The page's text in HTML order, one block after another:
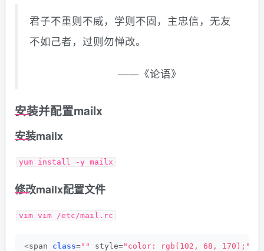
君子不重则不威，学则不固，主忠信，无友
不如己者，过则勿惮改。
——《论语》
安装并配置mailx
安装mailx
yum install -y mailx
修改mailx配置文件
vim vim /etc/mail.rc
<span class="" style="color: rgb(102, 68, 170);"